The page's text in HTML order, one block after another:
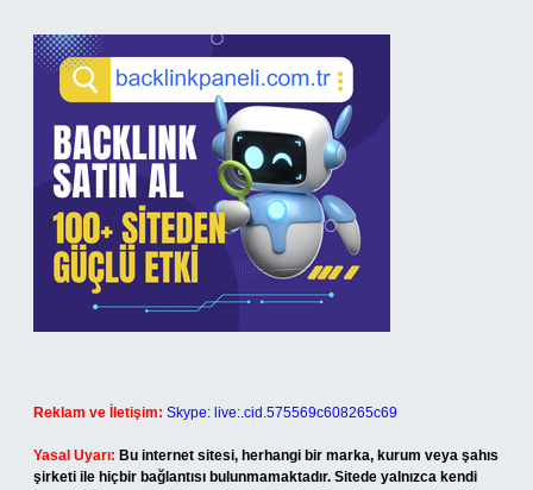
Reklam ve İletişim: Skype: live:.cid.575569c608265c69
Yasal Uyarı: Bu internet sitesi, herhangi bir marka, kurum veya şahıs
şirketi ile hiçbir bağlantısı bulunmamaktadır. Sitede yalnızca kendi